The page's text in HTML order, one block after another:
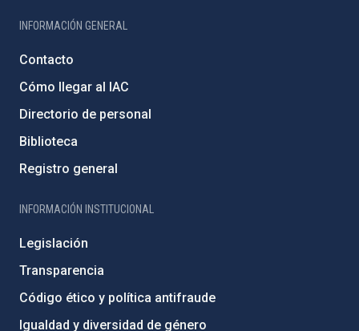
INFORMACIÓN GENERAL
Contacto
Cómo llegar al IAC
Directorio de personal
Biblioteca
Registro general
INFORMACIÓN INSTITUCIONAL
Legislación
Transparencia
Código ético y política antifraude
Igualdad y diversidad de género